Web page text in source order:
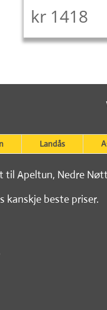
kr1418
Landås
Apeltun, Nedre
kanskje beste priser.